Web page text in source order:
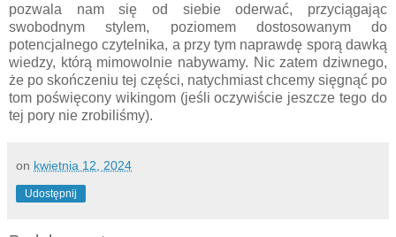
pozwala nam się od siebie oderwać, przyciągając
swobodnym stylem, poziomem dostosowanym do
potencjalnego czytelnika, a przy tym naprawdę sporą dawką
wiedzy, którą mimowolnie nabywamy. Nic zatem dziwnego,
że po skończeniu tej części, natychmiast chcemy sięgnąć po
tom poświęcony wikingom (jeśli oczywiście jeszcze tego do
tej pory nie zrobiliśmy).
on kwietnia 12, 2024
Udostępnij